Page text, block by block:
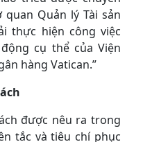
quan Quản lý Tài sản
thực hiện công việc
cụ thể của Viện
hàng Vatican.”
được nêu ra trong
tắc và tiêu chí phục